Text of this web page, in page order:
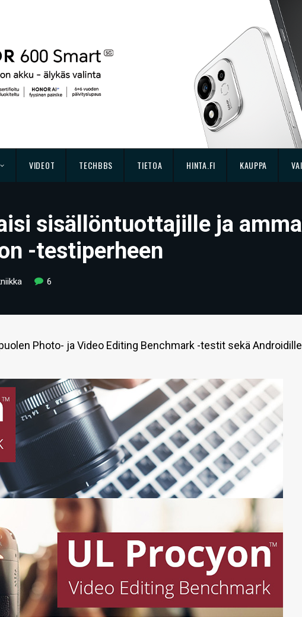
VIDEOT TECHBBS TIETOA HINTA.FI KAUPPA
sisällöntuottajille ja
-testiperheen
6
Photo- ja Video Editing Benchmark -testit sekä Androidille